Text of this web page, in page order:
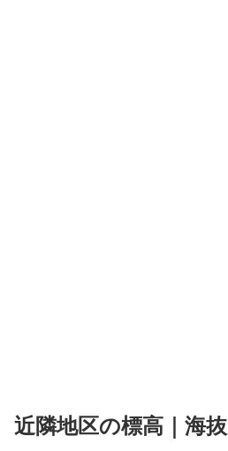
近隣地区の標高｜海抜